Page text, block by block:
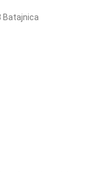
Batajnica